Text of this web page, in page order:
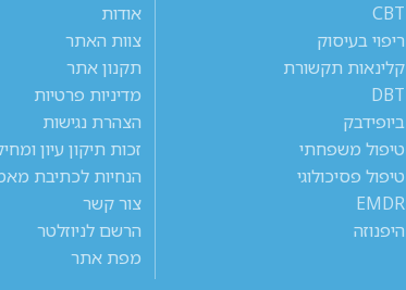
CBT
ריפוי בעיסוק
קלינאות תקשורת
DBT
ביופידבק
טיפול משפחתי
טיפול פסיכולוגי
EMDR
היפנוזה
אודות
צוות האתר
תקנון אתר
מדיניות פרטיות
הצהרת נגישות
זכות תיקון עיון
הנחיות לכתיבת
צור קשר
הרשם לניוזלטר
מפת אתר